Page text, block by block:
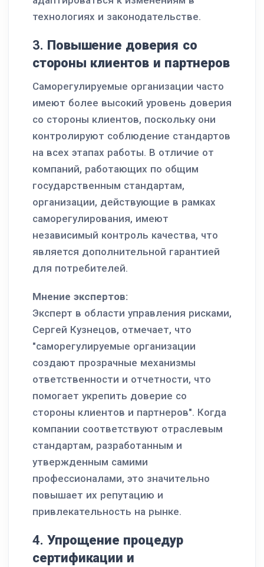
технологиях и законодательстве.
3. Повышение доверия со
стороны клиентов и партнеров
Саморегулируемые организации часто
имеют более высокий уровень доверия
со стороны клиентов, поскольку они
контролируют соблюдение стандартов
на всех этапах работы. В отличие от
компаний, работающих по общим
государственным стандартам,
организации, действующие в рамках
саморегулирования, имеют
независимый контроль качества, что
является дополнительной гарантией
для потребителей.
Мнение экспертов:
Эксперт в области управления рисками,
Сергей Кузнецов, отмечает, что
"саморегулируемые организации
создают прозрачные механизмы
ответственности и отчетности, что
помогает укрепить доверие со
стороны клиентов и партнеров". Когда
компании соответствуют отраслевым
стандартам, разработанным и
утвержденным самими
профессионалами, это значительно
повышает их репутацию и
привлекательность на рынке.
4.Упрощение процедур
сертификации и